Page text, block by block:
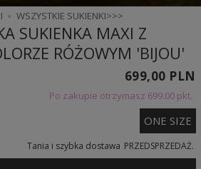
WSZYSTKIE SUKIENKI>>>
SUKIENKA MAXI Z
RÓŻOWYM 'BIJOU'
Po zakupie otrzymasz 699.00 pkt.
699,00 PLN
ONE SIZE
Tania i szybka dostawa PRZEDSPRZEDAŻ